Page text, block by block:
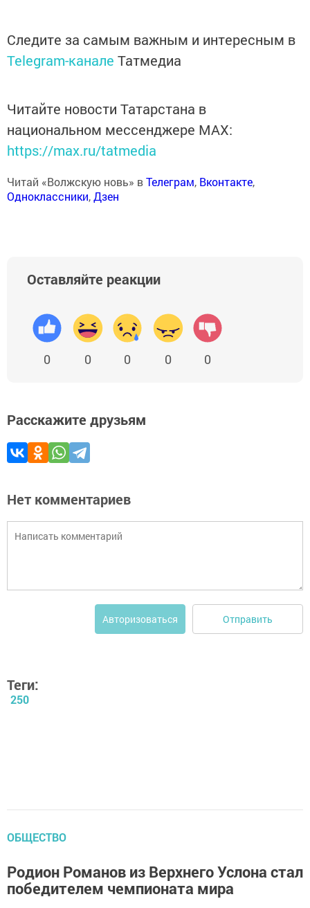
Следите за самым важным и интересным в
Telegram-канале Татмедиа
Читайте новости Татарстана в
национальном мессенджере MАХ:
https://max.ru/tatmedia
Читай «Волжскую новь» вТелеграм, Вконтакте,
Одноклассники,Дзен
Оставляйте реакции
0 0 0 0 0
Расскажите друзьям
Нет комментариев
Авторизоваться Отправить
Теги:
250
ОБЩЕСТВО
Родион Романов из Верхнего Услона стал
победителем чемпионата мира